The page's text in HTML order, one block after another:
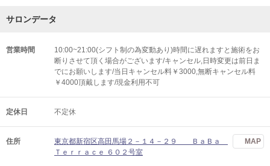
サロンデータ
営業時間
10:00~21:00(シフト制の為変動あり)時間に遅れますと施術をお
断りさせて頂く場合がございます/キャンセル,日時変更は前日ま
でにお願いします/当日キャンセル料￥3000,無断キャンセル料
￥4000頂戴します/現金利用不可
定休日 不定休
住所
東京都新宿区高田馬場２－１４－２９ ＢａＢａ
Ｔｅｒｒａｃｅ ６０２号室
MAP